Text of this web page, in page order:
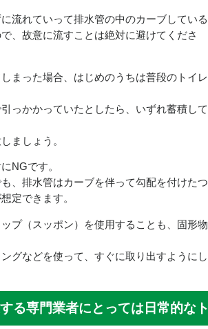
流れていって排水管の中のカーブしている
、故意に流すことは絶対に避けてくださ
まった場合、はじめのうちは普段のトイレ
っかかっていたとしたら、いずれ蓄積して
ましょう。
NGです。
、排水管はカーブを伴って勾配を付けたつ
定できます。
プ（スッポン）を使用することも、固形物
グなどを使って、すぐに取り出すようにし
る専門業者にとっては日常的なト